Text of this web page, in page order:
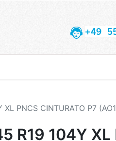
+49
PNCS CINTURATO P7
R19 104Y XL